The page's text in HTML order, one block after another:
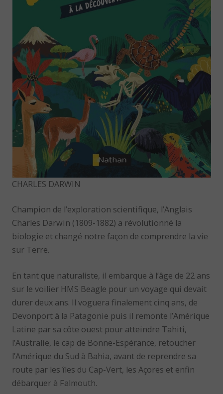
CHARLES DARWIN
Champion de l’exploration scientifique, l’Anglais
Charles Darwin (1809-1882) a révolutionné la
biologie et changé notre façon de comprendre la vie
sur Terre.
En tant que naturaliste, il embarque à l’âge de 22 ans
sur le voilier HMS Beagle pour un voyage qui devait
durer deux ans. Il voguera finalement cinq ans, de
Devonport à la Patagonie puis il remonte l’Amérique
Latine par sa côte ouest pour atteindre Tahiti,
l’Australie, le cap de Bonne-Espérance, retoucher
l’Amérique du Sud à Bahia, avant de reprendre sa
route par les îles du Cap-Vert, les Açores et enfin
débarquer à Falmouth.